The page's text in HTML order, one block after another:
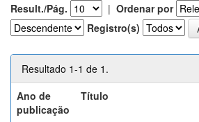
Result./Pág. | Ordenar por
Registro(s)
Resultado 1-1 de 1.
Ano de
publicação
Título